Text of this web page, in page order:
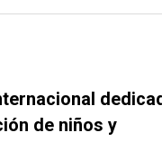
de niños y